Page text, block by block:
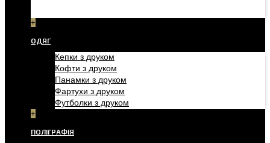
+
ОДЯГ
Кепки з друком
Кофти з друком
Панамки з друком
Фартухи з друком
Футболки з друком
+
ПОЛІГРАФІЯ